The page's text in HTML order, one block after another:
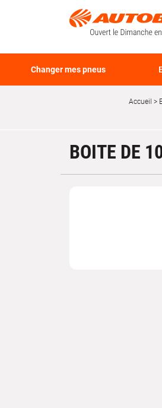
Changer mes pneus
Accueil
BOITE DE